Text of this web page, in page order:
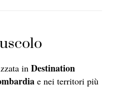
in Destination
e nei territori più